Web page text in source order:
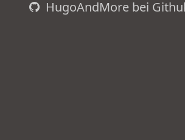
HugoAndMore bei